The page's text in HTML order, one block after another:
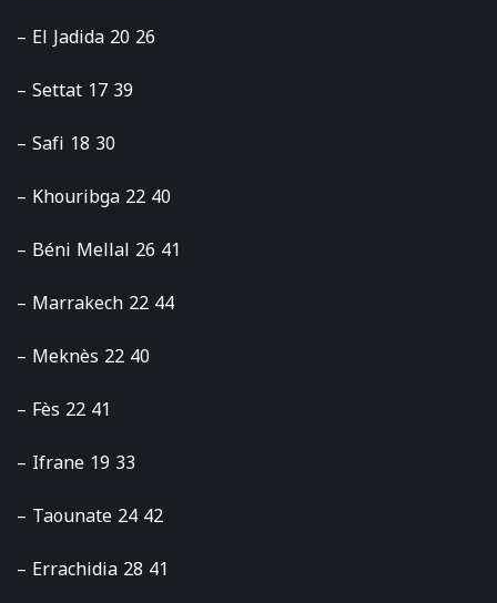
– El Jadida 20 26
– Settat 17 39
– Safi 18 30
– Khouribga 22 40
– Béni Mellal 26 41
– Marrakech 22 44
– Meknès 22 40
– Fès 22 41
– Ifrane 19 33
– Taounate 24 42
– Errachidia 28 41